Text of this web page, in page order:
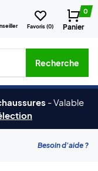
Favoris (0)
0
Panier
etc.
Recherche
-Valable
Besoin d'aide ?